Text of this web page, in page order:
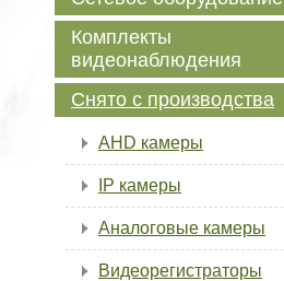
Комплекты
видеонаблюдения
Снято с производства
AHD камеры
IP камеры
Аналоговые камеры
Видеорегистраторы